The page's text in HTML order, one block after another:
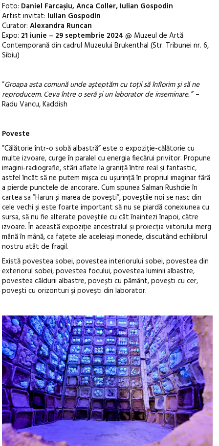
Foto: Daniel Farcașiu, Anca Coller, Iulian Gospodin
Artist invitat: Iulian Gospodin
Curator:Alexandra Runcan
Expo: 21 iunie – 29 septembrie 2024 @ Muzeul de Artă
Contemporană din cadrul Muzeului Brukenthal (Str. Tribunei nr. 6,
Sibiu)
”Groapa asta comună unde așteptăm cu toții să înflorim și să ne
reproducem. Ceva între o seră și un laborator de inseminare.” –
Radu Vancu, Kaddish
Poveste
”Călătorie într-o sobă albastră” este o expoziție-călătorie cu
multe izvoare, curge în paralel cu energia fiecărui privitor. Propune
imagini-radiografie, stări aflate la graniță între real și fantastic,
astfel încât să ne putem mișca cu ușurință în propriul imaginar fără
a pierde punctele de ancorare. Cum spunea Salman Rushdie în
cartea sa ”Harun și marea de povești”, poveștile noi se nasc din
cele vechi și este foarte important să nu se piardă conexiunea cu
sursa, să nu fie alterate poveștile cu cât înaintezi înapoi, către
izvoare. În această expoziție ancestralul și proiecția viitorului merg
mână în mână, ca fațete ale aceleiași monede, discutând echilibrul
nostru atât de fragil.
Există povestea sobei, povestea interiorului sobei, povestea din
exteriorul sobei, povestea focului, povestea luminii albastre,
povestea căldurii albastre, povești cu pământ, povești cu cer,
povești cu orizonturi și povești din laborator.